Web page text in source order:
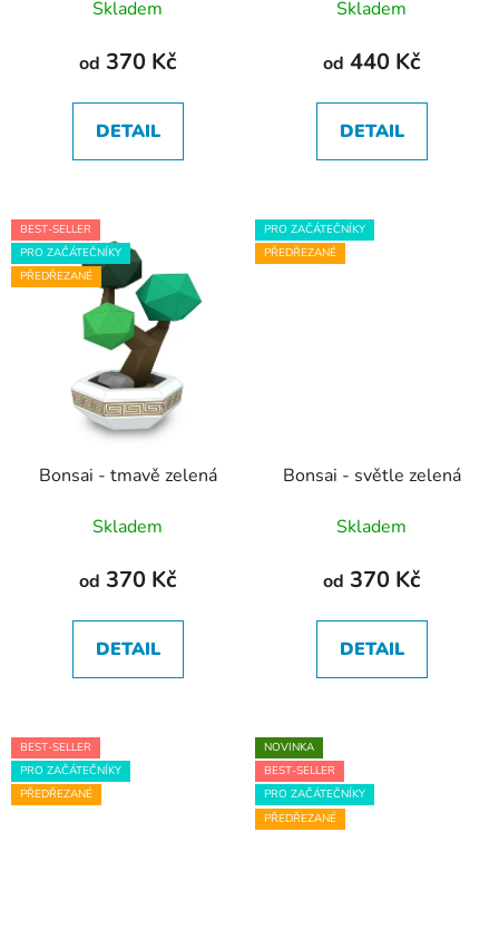
Skladem
od 370 Kč
DETAIL
Skladem
od 440 Kč
DETAIL
BEST-SELLER
PRO ZAČÁTEČNÍKY
PŘEDŘEZANÉ
Bonsai - tmavě zelená
Skladem
od 370 Kč
DETAIL
PRO ZAČÁTEČNÍKY
PŘEDŘEZANÉ
Bonsai - světle zelená
Skladem
od 370 Kč
DETAIL
BEST-SELLER
PRO ZAČÁTEČNÍKY
PŘEDŘEZANÉ
NOVINKA
BEST-SELLER
PRO ZAČÁTEČNÍKY
PŘEDŘEZANÉ